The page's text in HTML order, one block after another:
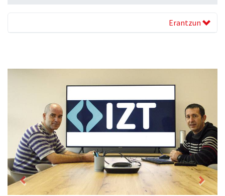
Erantzun
Previous Next